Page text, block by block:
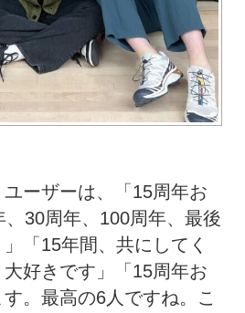
ーザーは、「15周年お
30周年、100周年、最後
「15年間、共にしてく
好きです」「15周年お
。最高の6人ですね。こ